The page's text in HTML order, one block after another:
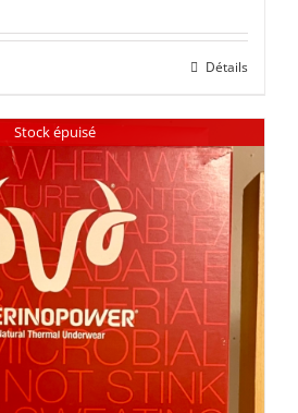
CHF 59.00.
Détails
Stock épuisé